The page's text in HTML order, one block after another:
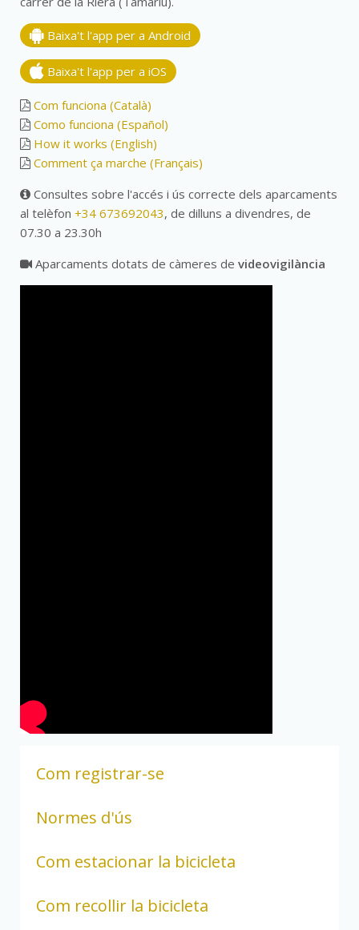
Baixa't l'app per a Android
Baixa't l'app per a iOS
Com funciona (Català)
Como funciona (Español)
How it works (English)
Comment ça marche (Français)
Consultes sobre l'accés i ús correcte dels aparcaments
al telèfon +34 673692043, de dilluns a divendres, de
07.30 a 23.30h
Aparcaments dotats de càmeres de videovigilància
Com registrar-se
Normes d'ús
Com estacionar la bicicleta
Com recollir la bicicleta